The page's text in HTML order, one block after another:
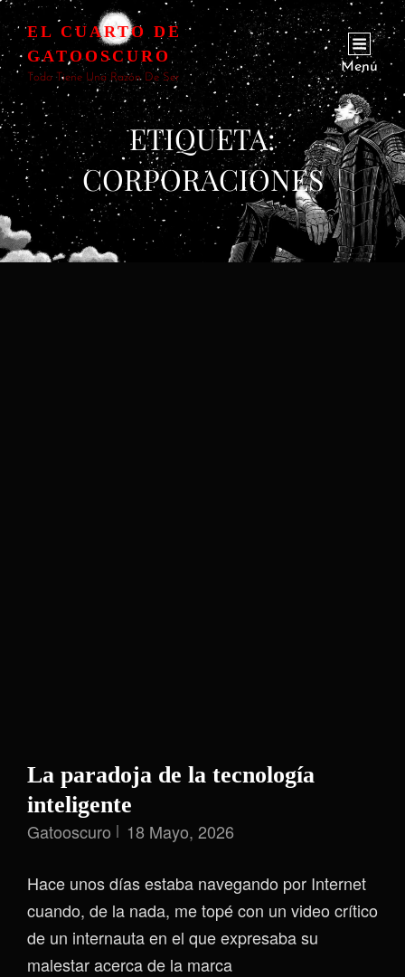
EL CUARTO DE
GATOOSCURO
Todo Tiene Una Razón De Ser
Menú
ETIQUETA:
CORPORACIONES
La paradoja de la tecnología
inteligente
Gatooscuro 18 Mayo, 2026
Hace unos días estaba navegando por Internet
cuando, de la nada, me topé con un video crítico
de un internauta en el que expresaba su
malestar acerca de la marca